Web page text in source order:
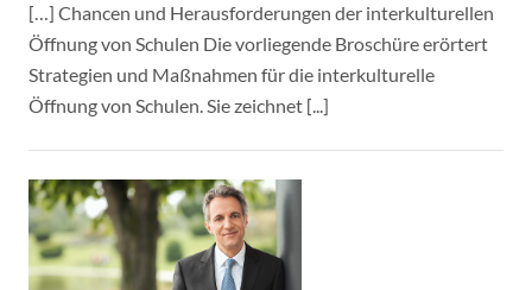
[…] Chancen und Herausforderungen der interkulturellen
Öffnung von Schulen Die vorliegende Broschüre erörtert
Strategien und Maßnahmen für die interkulturelle
Öffnung von Schulen. Sie zeichnet [...]